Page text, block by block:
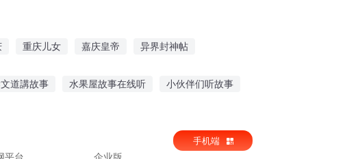
重庆儿女 嘉庆皇帝 异界封神帖
道講故事 水果屋故事在线听 小伙伴们听故事
平台 企业版
手机端